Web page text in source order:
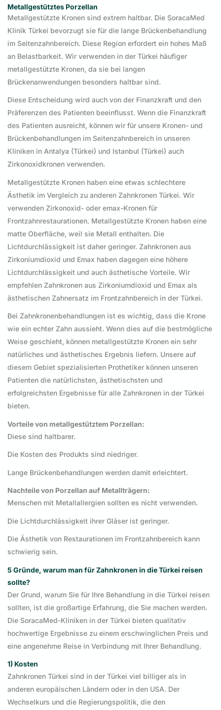
Metallgestütztes Porzellan
Metallgestützte Kronen sind extrem haltbar. Die SoracaMed
Klinik Türkei bevorzugt sie für die lange Brückenbehandlung
im Seitenzahnbereich. Diese Region erfordert ein hohes Maß
an Belastbarkeit. Wir verwenden in der Türkei häufiger
metallgestützte Kronen, da sie bei langen
Brückenanwendungen besonders haltbar sind.
Diese Entscheidung wird auch von der Finanzkraft und den
Präferenzen des Patienten beeinflusst. Wenn die Finanzkraft
des Patienten ausreicht, können wir für unsere Kronen- und
Brückenbehandlungen im Seitenzahnbereich in unseren
Kliniken in Antalya (Türkei) und Istanbul (Türkei) auch
Zirkonoxidkronen verwenden.
Metallgestützte Kronen haben eine etwas schlechtere
Ästhetik im Vergleich zu anderen Zahnkronen Türkei. Wir
verwenden Zirkonoxid- oder emax-Kronen für
Frontzahnrestaurationen. Metallgestützte Kronen haben eine
matte Oberfläche, weil sie Metall enthalten. Die
Lichtdurchlässigkeit ist daher geringer. Zahnkronen aus
Zirkoniumdioxid und Emax haben dagegen eine höhere
Lichtdurchlässigkeit und auch ästhetische Vorteile. Wir
empfehlen Zahnkronen aus Zirkoniumdioxid und Emax als
ästhetischen Zahnersatz im Frontzahnbereich in der Türkei.
Bei Zahnkronenbehandlungen ist es wichtig, dass die Krone
wie ein echter Zahn aussieht. Wenn dies auf die bestmögliche
Weise geschieht, können metallgestützte Kronen ein sehr
natürliches und ästhetisches Ergebnis liefern. Unsere auf
diesem Gebiet spezialisierten Prothetiker können unseren
Patienten die natürlichsten, ästhetischsten und
erfolgreichsten Ergebnisse für alle Zahnkronen in der Türkei
bieten.
Vorteile von metallgestütztem Porzellan:
Diese sind haltbarer.
Die Kosten des Produkts sind niedriger.
Lange Brückenbehandlungen werden damit erleichtert.
Nachteile von Porzellan auf Metallträgern:
Menschen mit Metallallergien sollten es nicht verwenden.
Die Lichtdurchlässigkeit ihrer Gläser ist geringer.
Die Ästhetik von Restaurationen im Frontzahnbereich kann
schwierig sein.
5 Gründe, warum man für Zahnkronen in die Türkei reisen
sollte?
Der Grund, warum Sie für Ihre Behandlung in die Türkei reisen
sollten, ist die großartige Erfahrung, die Sie machen werden.
Die SoracaMed-Kliniken in der Türkei bieten qualitativ
hochwertige Ergebnisse zu einem erschwinglichen Preis und
eine angenehme Reise in Verbindung mit Ihrer Behandlung.
1) Kosten
Zahnkronen Türkei sind in der Türkei viel billiger als in
anderen europäischen Ländern oder in den USA. Der
Wechselkurs und die Regierungspolitik, die den